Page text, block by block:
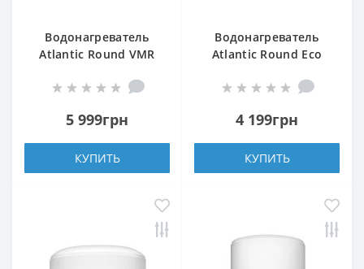
Водонагреватель
Atlantic Round VMR
5 999грн
КУПИТЬ
Водонагреватель
Atlantic Round Eco
4 199грн
КУПИТЬ